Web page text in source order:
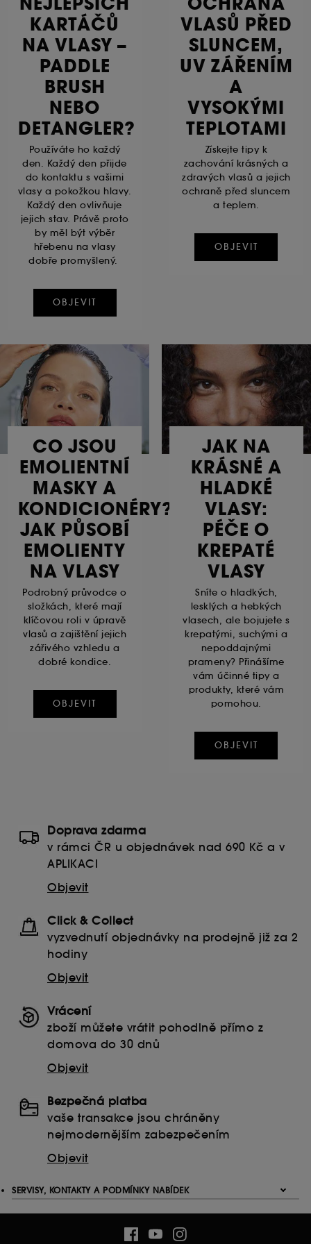
KARTÁČŮ
NA VLASY –
PADDLE
BRUSH
NEBO
DETANGLER?
Používáte ho každý
den. Každý den přijde
do kontaktu s vašimi
vlasy a pokožkou hlavy.
Každý den ovlivňuje
jejich stav. Právě proto
by měl být výběr
hřebenu na vlasy
dobře promyšlený.
OBJEVIT
VLASŮ PŘED
SLUNCEM,
UV ZÁŘENÍM
A
VYSOKÝMI
TEPLOTAMI
Získejte tipy k
zachování krásných a
zdravých vlasů a jejich
ochraně před sluncem
a teplem.
OBJEVIT
CO JSOU
EMOLIENTNÍ
MASKY A
KONDICIONÉRY?
JAK PŮSOBÍ
EMOLIENTY
NA VLASY
Podrobný průvodce o
složkách, které mají
klíčovou roli v úpravě
vlasů a zajištění jejich
zářivého vzhledu a
dobré kondice.
OBJEVIT
JAK NA
KRÁSNÉ A
HLADKÉ
VLASY:
PÉČE O
KREPATÉ
VLASY
Sníte o hladkých,
lesklých a hebkých
vlasech, ale bojujete s
krepatými, suchými a
nepoddajnými
prameny? Přinášíme
vám účinné tipy a
produkty, které vám
pomohou.
OBJEVIT
Doprava zdarma
v rámci ČR u objednávek nad 690 Kč a v
APLIKACI
Objevit
Click & Collect
vyzvednutí objednávky na prodejně již za 2
hodiny
Objevit
Vrácení
zboží můžete vrátit pohodlně přímo z
domova do 30 dnů
Objevit
Bezpečná platba
vaše transakce jsou chráněny
nejmodernějším zabezpečením
Objevit
SERVISY, KONTAKTY A PODMÍNKY NABÍDEK